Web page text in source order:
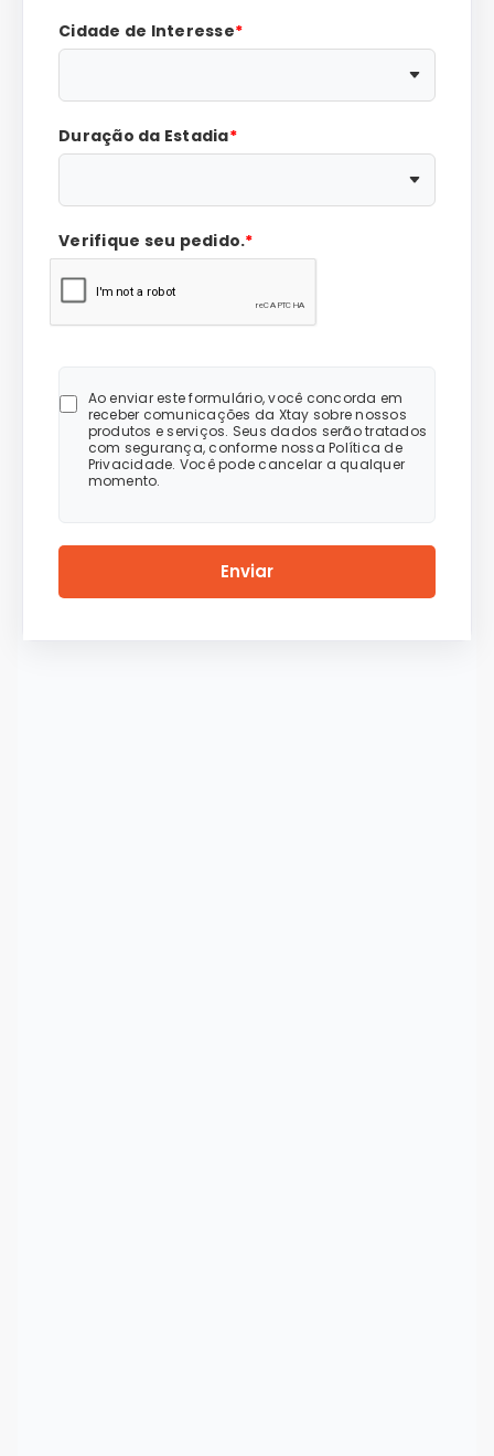
Cidade de Interesse*
Duração da Estadia*
Verifique seu pedido.*
Ao enviar este formulário, você concorda em
receber comunicações da Xtay sobre nossos
produtos e serviços. Seus dados serão tratados
com segurança, conforme nossa Política de
Privacidade. Você pode cancelar a qualquer
momento.
Enviar